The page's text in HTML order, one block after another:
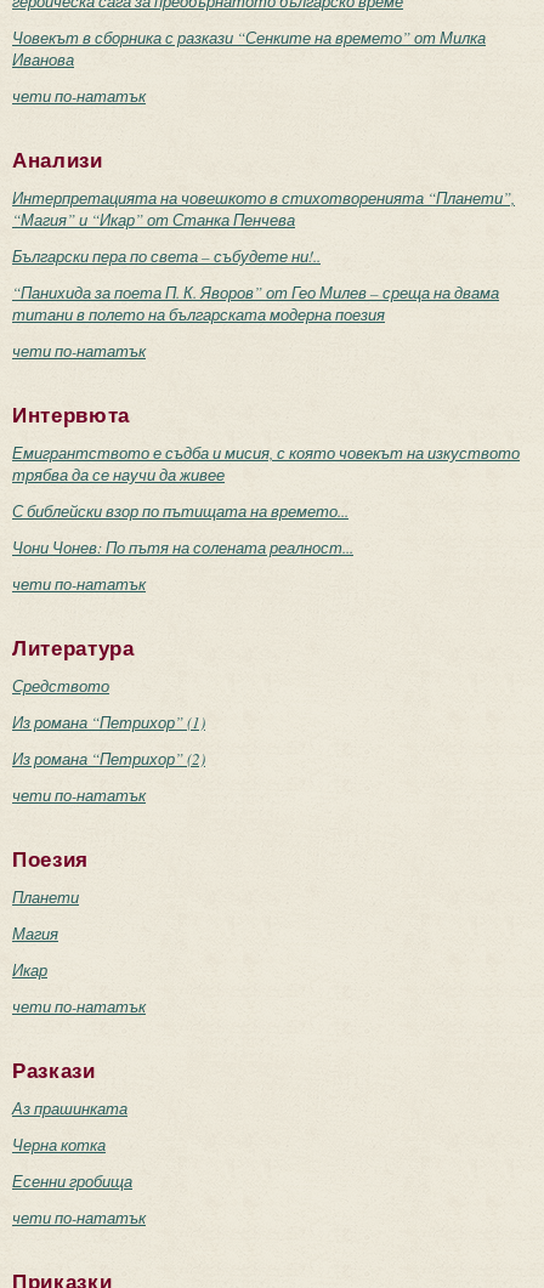
Човекът в сборника с разкази “Сенките на времето” от Милка
Иванова
чети по-нататък
Анализи
Интерпретацията на човешкото в стихотворенията “Планети”,
“Магия” и “Икар” от Станка Пенчева
Български пера по света – събудете ни!..
“Панихида за поета П. К. Яворов” от Гео Милев – среща на двама
титани в полето на българската модерна поезия
чети по-нататък
Интервюта
Емигрантството е съдба и мисия, с която човекът на изкуството
трябва да се научи да живее
С библейски взор по пътищата на времето...
Чони Чонев: По пътя на солената реалност...
чети по-нататък
Литература
Средството
Из романа “Петрихор” (1)
Из романа “Петрихор” (2)
чети по-нататък
Поезия
Планети
Магия
Икар
чети по-нататък
Разкази
Аз прашинката
Черна котка
Есенни гробища
чети по-нататък
Приказки